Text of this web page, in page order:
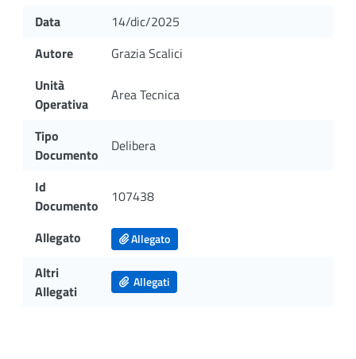
Data
14/dic/2025
Autore
Grazia Scalici
Unità
Operativa
Area Tecnica
Tipo
Documento
Delibera
Id
Documento
107438
Allegato Allegato
Altri
Allegati
Allegati